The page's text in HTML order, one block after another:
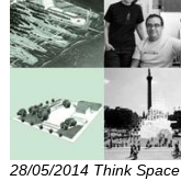
28/05/2014 Think Space